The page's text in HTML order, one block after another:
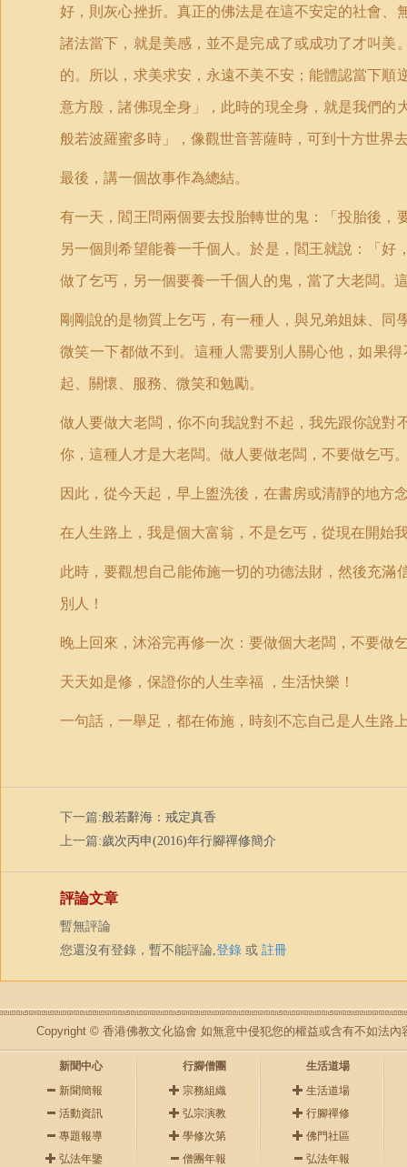
好，則灰心挫折。真正的佛法是在這不安定的社會
諸法當下，就是美感，並不是完成了或成功了才叫
的。所以，求美求安，永遠不美不安；能體認當下
意方殷，諸佛現全身」，此時的現全身，就是我們
般若波羅蜜多時」，像觀世音菩薩時，可到十方世界
最後，講一個故事作為總結。
有一天，閻王問兩個要去投胎轉世的鬼：「投胎後
另一個則希望能養一千個人。於是，閻王就說：「
做了乞丐，另一個要養一千個人的鬼，當了大老闆。
剛剛說的是物質上乞丐，有一種人，與兄弟姐妹、
微笑一下都做不到。這種人需要別人關心他，如果
起、關懷、服務、微笑和勉勵。
做人要做大老闆，你不向我說對不起，我先跟你說
你，這種人才是大老闆。做人要做老闆，不要做乞丐
因此，從今天起，早上盥洗後，在書房或清靜的地方
在人生路上，我是個大富翁，不是乞丐，從現在開始
此時，要觀想自己能佈施一切的功德法財，然後充
別人！
晚上回來，沐浴完再修一次：要做個大老闆，不要做
天天如是修，保證你的人生幸福 ，生活快樂！
一句話，一舉足，都在佈施，時刻不忘自己是人生路
下一篇:般若辭海：戒定真香
上一篇:歲次丙申(2016)年行腳禪修簡介
評論文章
暫無評論
您還沒有登錄，暫不能評論,登錄 或 註冊
Copyright © 香港佛教文化協會 如無意中侵犯您的權益或含有不如法內
新聞中心
新聞簡報
活動資訊
專題報導
弘法年鑒
行腳僧團
宗務組織
弘宗演教
學修次第
僧團年報
生活道場
生活道場
行腳禪修
佛門社區
弘法年報